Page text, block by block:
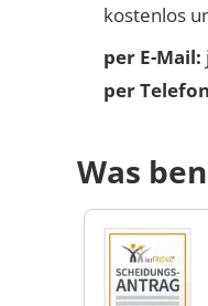
kostenlos
per E-Mail:
per
Was